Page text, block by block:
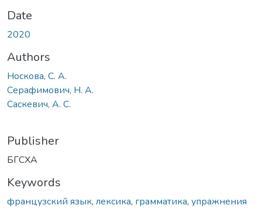
Date
2020
Authors
Носкова, С. А.
Серафимович, Н. А.
Саскевич, А. С.
Publisher
БГСХА
Keywords
французский язык, лексика, грамматика, упражнения